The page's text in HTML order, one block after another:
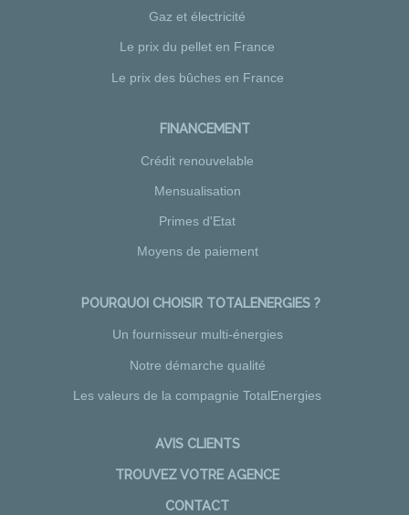
Gaz et électricité
Le prix du pellet en France
Le prix des bûches en France
FINANCEMENT
Crédit renouvelable
Mensualisation
Primes d'Etat
Moyens de paiement
POURQUOI CHOISIR TOTALENERGIES ?
Un fournisseur multi-énergies
Notre démarche qualité
Les valeurs de la compagnie TotalEnergies
AVIS CLIENTS
TROUVEZ VOTRE AGENCE
CONTACT